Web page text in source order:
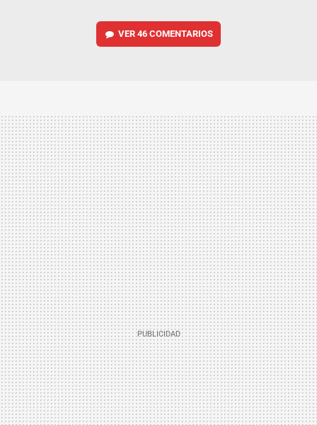
VER 46 COMENTARIOS